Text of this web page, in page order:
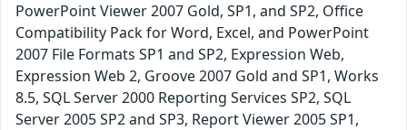
PowerPoint Viewer 2007 Gold, SP1, and SP2, Office
Compatibility Pack for Word, Excel, and PowerPoint
2007 File Formats SP1 and SP2, Expression Web,
Expression Web 2, Groove 2007 Gold and SP1, Works
8.5, SQL Server 2000 Reporting Services SP2, SQL
Server 2005 SP2 and SP3, Report Viewer 2005 SP1,